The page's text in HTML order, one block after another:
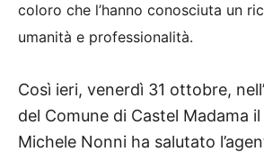
coloro che l’hanno conosciuta un
umanità e professionalità.
Così ieri, venerdì 31 ottobre,
del Comune di Castel Madama
Michele Nonni ha salutato